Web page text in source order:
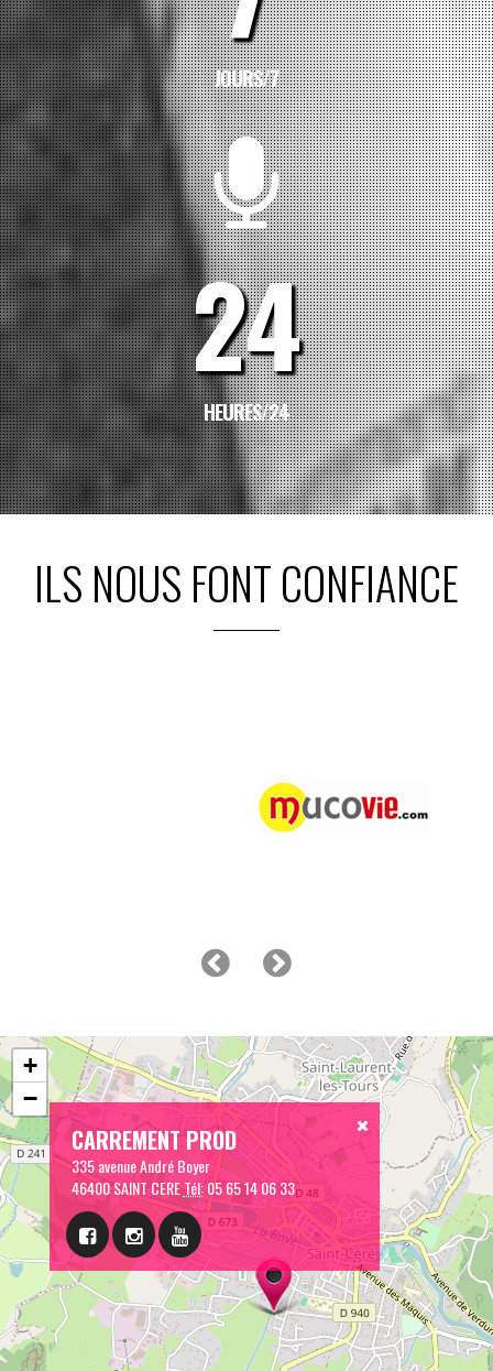
JOURS/7
24
HEURES/24
ILS NOUS FONT CONFIANCE
CARREMENT PROD
335 avenue André Boyer
46400 SAINT CERETél:05 65 14 06 33
+
−